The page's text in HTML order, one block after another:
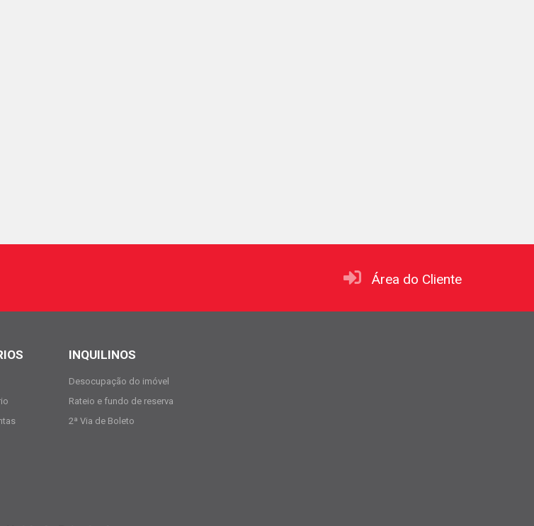
Área do Cliente
INQUILINOS
Desocupação do imóvel
Rateio e fundo de reserva
2ª Via de Boleto